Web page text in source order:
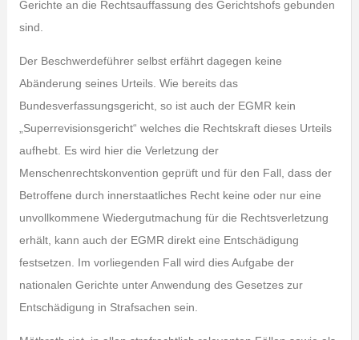
Gerichte an die Rechtsauffassung des Gerichtshofs gebunden
sind.
Der Beschwerdeführer selbst erfährt dagegen keine
Abänderung seines Urteils. Wie bereits das
Bundesverfassungsgericht, so ist auch der EGMR kein
„Superrevisionsgericht“ welches die Rechtskraft dieses Urteils
aufhebt. Es wird hier die Verletzung der
Menschenrechtskonvention geprüft und für den Fall, dass der
Betroffene durch innerstaatliches Recht keine oder nur eine
unvollkommene Wiedergutmachung für die Rechtsverletzung
erhält, kann auch der EGMR direkt eine Entschädigung
festsetzen. Im vorliegenden Fall wird dies Aufgabe der
nationalen Gerichte unter Anwendung des Gesetzes zur
Entschädigung in Strafsachen sein.